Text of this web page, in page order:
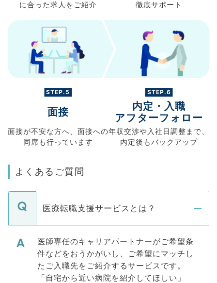
に合った求人を ご紹介
徹底サポート
STEP.5
面接
面接が不安な方へ、 面接への
同席も行っています
STEP.6
内定・入職
アフターフォロー
年収交渉や入社日調整まで、
内定後もバックアップ
よくあるご質問
医療転職支援サービスとは？
医師専任のキャリアパートナーがご希望条
件などをおうかがいし、ご希望にマッチし
たご入職先をご紹介するサービスです。
「自宅から近い病院を紹介してほしい」